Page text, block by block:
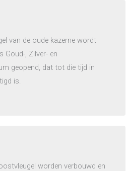
van de oude kazerne wordt
Goud-, Zilver- en
geopend, dat tot die tijd in
is.
worden verbouwd en